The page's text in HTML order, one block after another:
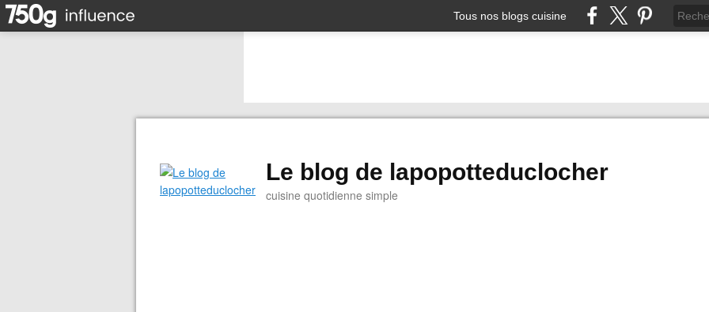
Tous nos blogs cuisine
Le blog de lapopotteduclocher
cuisine quotidienne simple